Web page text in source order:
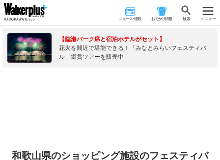
ニュース･連載 おでかけ情報 検 索 メニュー
【臨港パーク席と宿泊ホテルがセット】
花火を間近で堪能できる！「みなとみらいフェスティバ
ル」鑑賞ツアーを販売中
和歌山県のショッピング施設のフェスティバ